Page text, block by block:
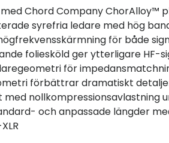
Chord Company ChorAlloy™
syrefria ledare med hög
för både
foliesköld ger ytterligare HF-
för
förbättrar dramatiskt
med nollkompressionsavlastning
och anpassade längder